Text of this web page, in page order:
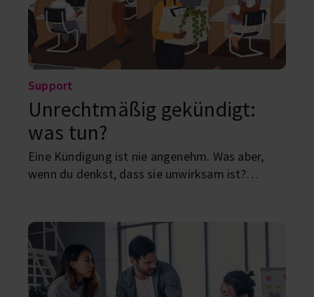
Support
Unrechtmäßig gekündigt:
was tun?
Eine Kündigung ist nie angenehm. Was aber,
wenn du denkst, dass sie unwirksam ist?